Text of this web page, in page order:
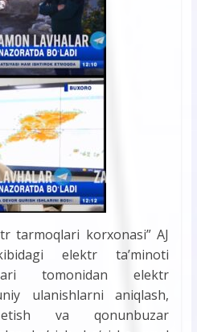
tarmoqlari korxonasi” AJ
elektr ta’minoti
tomonidan elektr
ulanishlarni aniqlash,
va qonunbuzar